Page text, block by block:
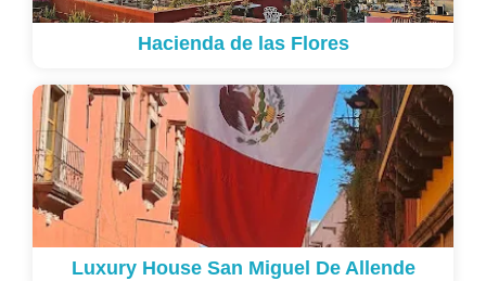
Hacienda de las Flores
Luxury House San Miguel De Allende